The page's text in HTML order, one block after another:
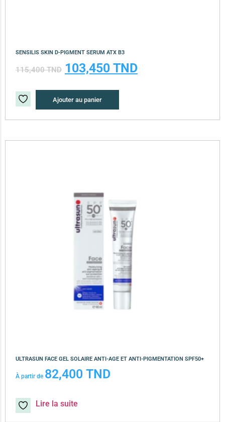
ULTRASUN FACE GEL SOLAIRE ANTI-AGE ET ANTI-PIGMENTATION SPF50+
À partir de 82,400 TND
Lire la suite
SENSILIS SKIN D-PIGMENT SERUM ATX B3
115,400TND 103,450 TND
Ajouter au panier